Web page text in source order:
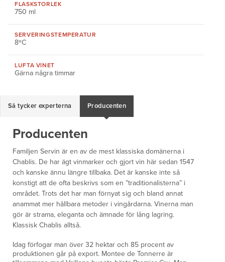
FLASKSTORLEK
750 ml
SERVERINGSTEMPERATUR
8ºC
LUFTA VINET
Gärna några timmar
Så tycker experterna Producenten
Producenten
Familjen Servin är en av de mest klassiska domänerna i
Chablis. De har ägt vinmarker och gjort vin här sedan 1547
och kanske ännu längre tillbaka. Det är kanske inte så
konstigt att de ofta beskrivs som en ”traditionalisterna” i
området. Trots det har man förnyat sig och bland annat
anammat mer hållbara metoder i vingårdarna. Vinerna man
gör är strama, eleganta och ämnade för lång lagring.
Klassisk Chablis alltså.
Idag förfogar man över 32 hektar och 85 procent av
produktionen går på export. Montee de Tonnerre är